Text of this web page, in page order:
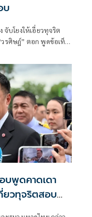
บ
จับโยงให้เอี่ยวทุจริต
รศิษฎ์” ตอก พูดข้อเท็จ
พูดคาดเดา
วทุจริตสอบ